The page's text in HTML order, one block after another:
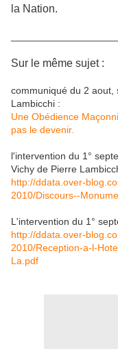
la Nation.
Sur le même sujet :
communiqué du 2 aout,
Lambicchi :
Une Obédience
pas le devenir.
l'intervention du 1°
Vichy de Pierre
http://ddata.over-
2010/Discours--
L'intervention du 1°
http://ddata.over-
2010/Reception-a-l-
La.pdf